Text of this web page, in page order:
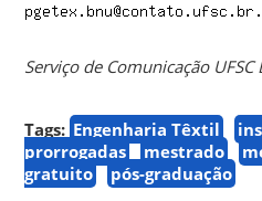
Serviço de Comunicação
Tags: Engenharia Têxtil
prorrogadas
mestrado
gratuito
pós-graduação